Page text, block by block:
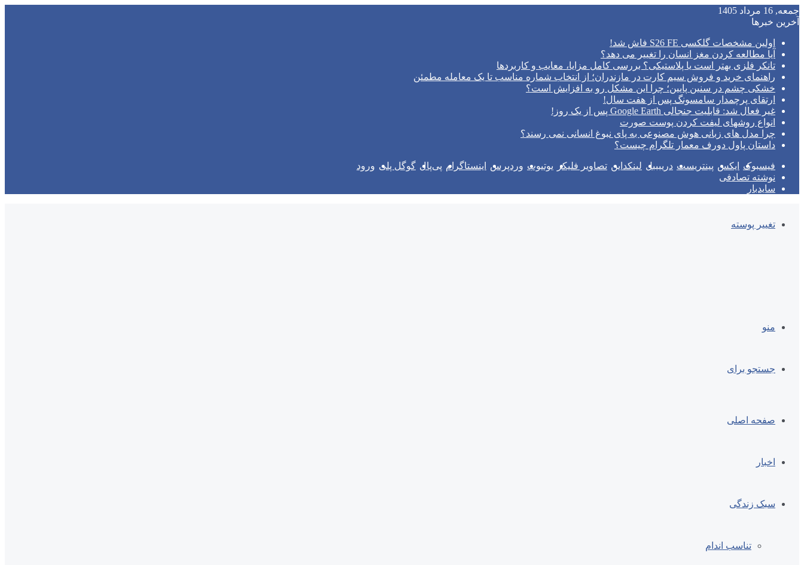
جمعه, 16 مرداد 1405
آخرین خبرها
اولین مشخصات گلکسی S26 FE فاش شد!
آیا مطالعه کردن مغز انسان را تغییر می‌ دهد؟
تانکر فلزی بهتر است یا پلاستیکی؟ بررسی کامل مزایا، معایب و کاربردها
راهنمای خرید و فروش سیم کارت در مازندران؛ از انتخاب شماره مناسب تا یک معامله مطمئن
خشکی چشم در سنین پایین؛ چرا این مشکل رو به افزایش است؟
ارتقای پرچمدار سامسونگ پس از هفت سال!
غیر فعال شد: قابلیت جنجالی Google Earth پس از یک روز!
انواع روشهای لیفت کردن پوست صورت
چرا مدل‌ های زبانی هوش مصنوعی به پای نبوغ انسانی نمی‌ رسند؟
داستان پاول دورف معمار تلگرام چیست؟
فیسبوک ایکس پینتریست دریبببل لینکداین تصاویر فلیکر یوتیوب وردپرس اینستاگرام پی‌پال گوگل پلی ورود
نوشته تصادفی
سایدبار
تغییر پوسته
منو
جستجو برای
صفحه اصلی
اخبار
سبک زندگی
تناسب اندام